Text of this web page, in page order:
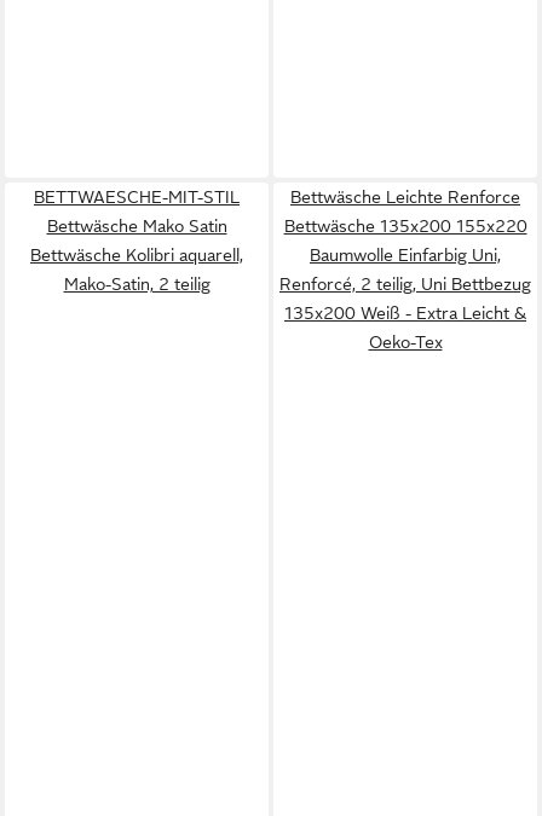
BETTWAESCHE-MIT-STIL
Bettwäsche Mako Satin
Bettwäsche Kolibri aquarell,
Mako-Satin, 2 teilig
Bettwäsche Leichte Renforce
Bettwäsche 135x200 155x220
Baumwolle Einfarbig Uni,
Renforcé, 2 teilig, Uni Bettbezug
135x200 Weiß - Extra Leicht &
Oeko-Tex